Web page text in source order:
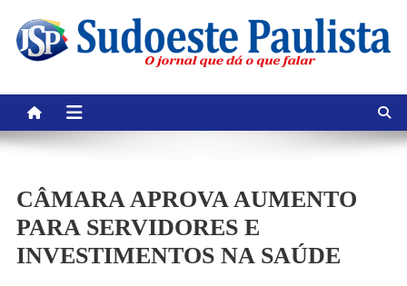
content
CÂMARA APROVA AUMENTO
PARA SERVIDORES E
INVESTIMENTOS NA SAÚDE